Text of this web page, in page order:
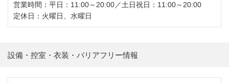
営業時間：平日：11:00～20:00／土日祝日：11:00～20:00
定休日：火曜日、水曜日
設備・控室・衣装・バリアフリー情報